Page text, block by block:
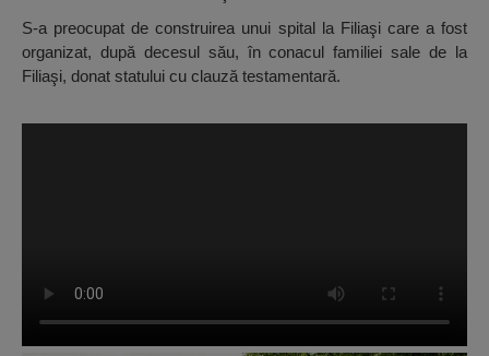
S-a preocupat de construirea unui spital la Filiaşi care a fost
organizat, după decesul său, în conacul familiei sale de la
Filiaşi, donat statului cu clauză testamentară.